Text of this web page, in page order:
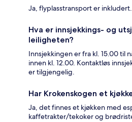
Ja, flyplasstransport er inkludert.
Hva er innsjekkings- og
leiligheten?
Innsjekkingen er fra kl. 15.00 til
innen kl. 12.00. Kontaktløs
er tilgjengelig.
Har Krokenskogen et
Ja, det finnes et kjøkken med
kaffetrakter/tekoker og